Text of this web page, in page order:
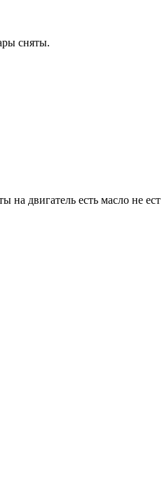
сняты.
на двигатель есть масло не